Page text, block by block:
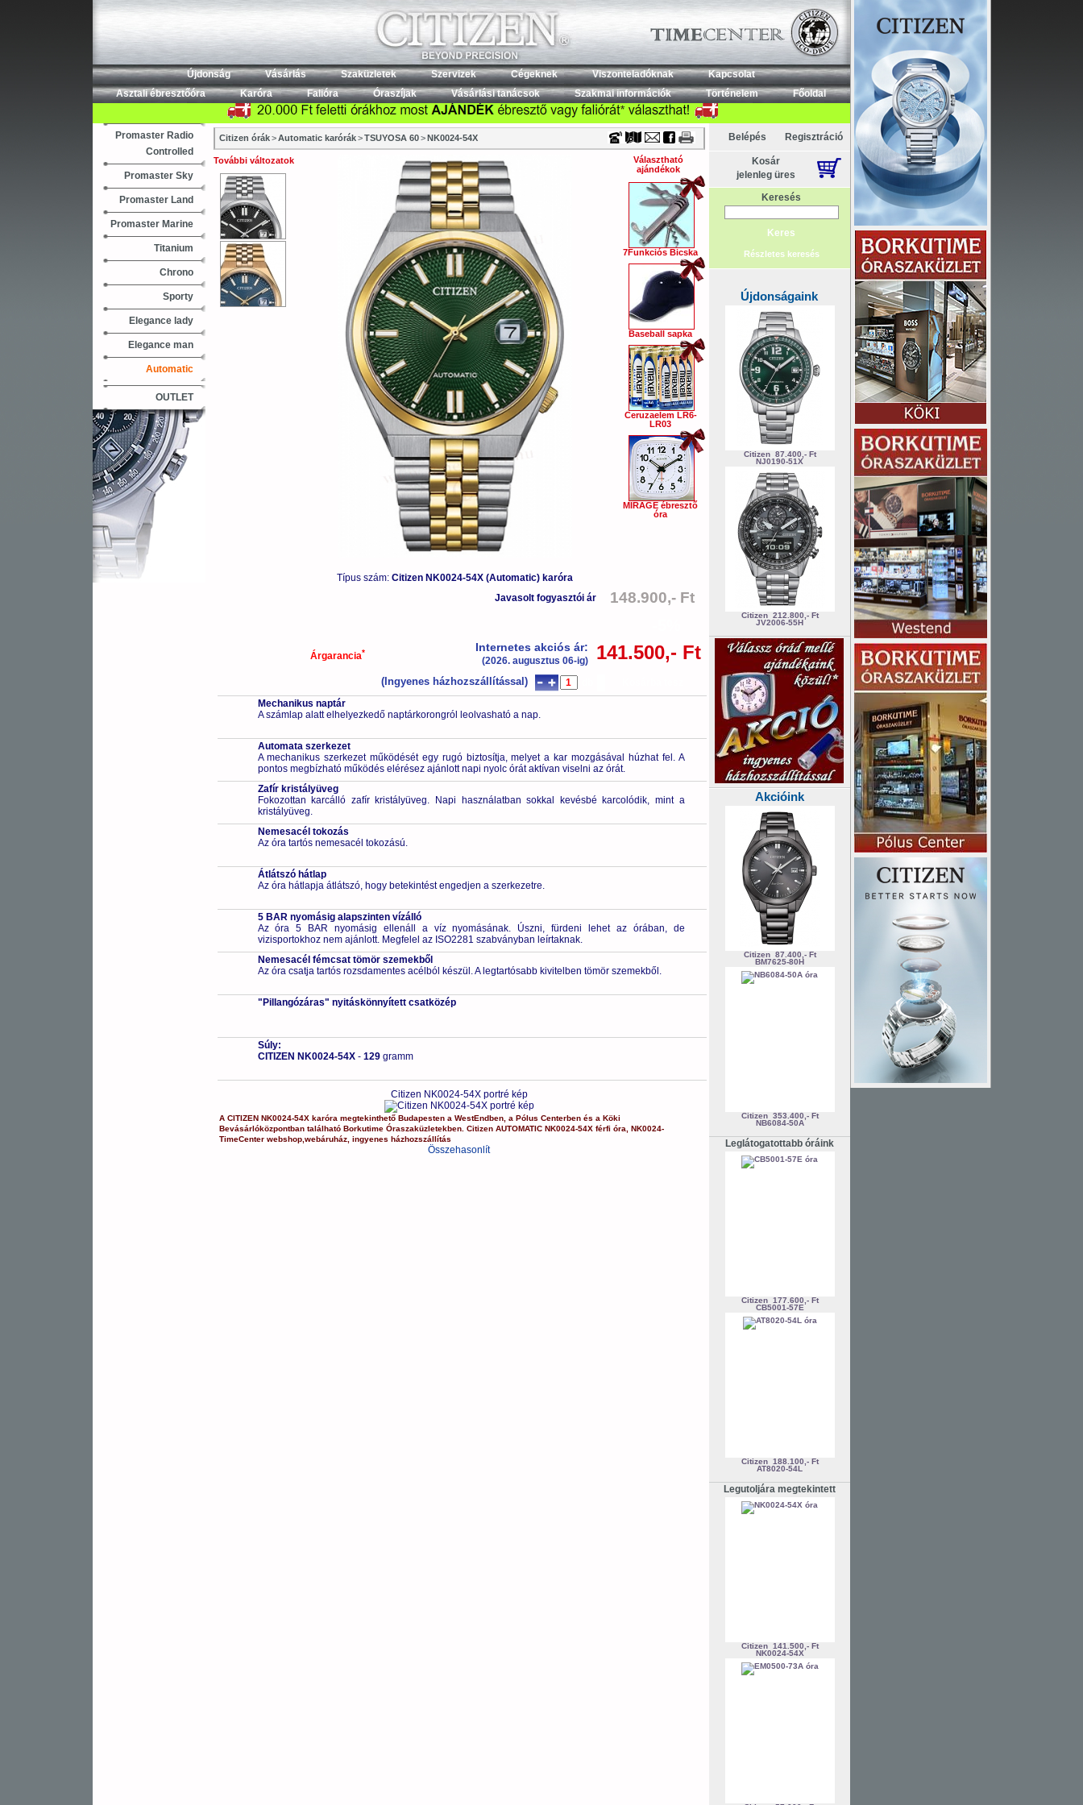
Timecenter
Újdonság Vásárlás Szaküzletek Szervizek Cégeknek Viszonteladóknak
Kapcsolat
Asztali ébresztőóra
Karóra Falióra Óraszíjak Vásárlási tanácsok Szakmai információk Történelem Főoldal
Promaster Radio
Controlled
Promaster Sky
Promaster Land
Promaster Marine
Titanium
Chrono
Sporty
Elegance lady
Elegance man
Automatic
OUTLET
Citizen órák > Automatic karórák > TSUYOSA 60 > NK0024-54X
További változatok
Típus szám: Citizen NK0024-54X (Automatic) karóra
Választható
ajándékok
7Funkciós Bicska
Baseball sapka
Ceruzaelem LR6-
LR03
MIRAGE ébresztő
óra
Javasolt fogyasztói ár 148.900,- Ft
Árgarancia* Internetes akciós ár:
(2026. augusztus 06-ig) 141.500,- Ft
(Ingyenes házhozszállítással)
Mechanikus naptár
A számlap alatt elhelyezkedő naptárkorongról leolvasható a nap.
Automata szerkezet
A mechanikus szerkezet működését egy rugó biztosítja, melyet a kar mozgásával húzhat fel. A
pontos megbízható működés elérésez ajánlott napi nyolc órát aktívan viselni az órát.
Zafír kristályüveg
Fokozottan karcálló zafír kristályüveg. Napi használatban sokkal kevésbé karcolódik, mint a
kristályüveg.
Nemesacél tokozás
Az óra tartós nemesacél tokozású.
Átlátszó hátlap
Az óra hátlapja átlátszó, hogy betekintést engedjen a szerkezetre.
5 BAR nyomásig alapszinten vízálló
Az óra 5 BAR nyomásig ellenáll a víz nyomásának. Úszni, fürdeni lehet az órában, de
vizisportokhoz nem ajánlott. Megfelel az ISO2281 szabványban leírtaknak.
Nemesacél fémcsat tömör szemekből
Az óra csatja tartós rozsdamentes acélból készül. A legtartósabb kivitelben tömör szemekből.
"Pillangózáras" nyitáskönnyített csatközép
Súly:
CITIZEN NK0024-54X- 129 gramm
Citizen NK0024-54X portré kép
A CITIZEN NK0024-54X karóra megtekinthető Budapesten a WestEndben, a Pólus Centerbenés a Köki
Bevásárlóközpontbantalálható Borkutime Óraszaküzletekben. Citizen AUTOMATIC NK0024-54X férfi óra
NK0024-
TimeCenter webshop, webáruház, ingyenes házhozszállítás
Összehasonlít
Belépés Regisztráció
Kosár
jelenleg üres
Keresés
Részletes keresés
Újdonságaink
Citizen 87.400,- Ft
NJ0190-51X
Citizen 212.800,- Ft
JV2006-55H
Akcióink
Citizen 87.400,- Ft
BM7625-80H
Citizen 353.400,- Ft
NB6084-50A
Leglátogatottabb óráink
Citizen 177.600,- Ft
CB5001-57E
Citizen 188.100,- Ft
AT8020-54L
Legutoljára megtekintett
Citizen 141.500,- Ft
NK0024-54X